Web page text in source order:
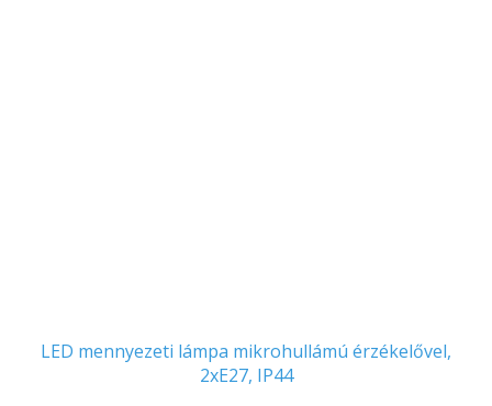
LED mennyezeti lámpa mikrohullámú érzékelővel,
2xE27, IP44